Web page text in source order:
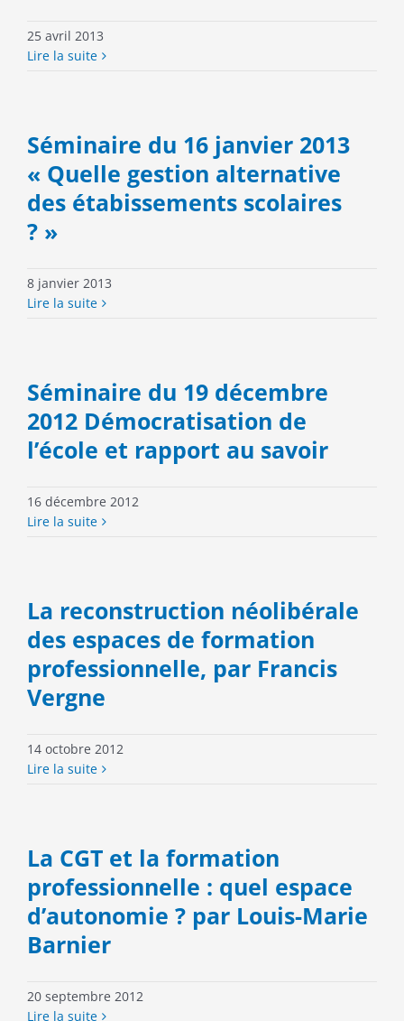
25 avril 2013
Lire la suite
Séminaire du 16 janvier 2013
« Quelle gestion alternative
des étabissements scolaires
? »
8 janvier 2013
Lire la suite
Séminaire du 19 décembre
2012 Démocratisation de
l’école et rapport au savoir
16 décembre 2012
Lire la suite
La reconstruction néolibérale
des espaces de formation
professionnelle, par Francis
Vergne
14 octobre 2012
Lire la suite
La CGT et la formation
professionnelle : quel espace
d’autonomie ? par Louis-Marie
Barnier
20 septembre 2012
Lire la suite